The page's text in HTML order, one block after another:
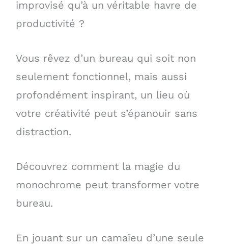
improvisé qu’à un véritable havre de
productivité ?
Vous rêvez d’un bureau qui soit non
seulement fonctionnel, mais aussi
profondément inspirant, un lieu où
votre créativité peut s’épanouir sans
distraction.
Découvrez comment la magie du
monochrome peut transformer votre
bureau.
En jouant sur un camaïeu d’une seule